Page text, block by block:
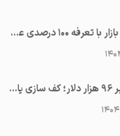
شوک دوباره ترامپ به بازار با تعرفه ۱۰۰ درصدی علیه چین؛‌ سقوط همه رمزارزها
سقوط بیت کوین به زیر ۹۶ هزار دلار؛ کف سازی یا پایان بولران؟